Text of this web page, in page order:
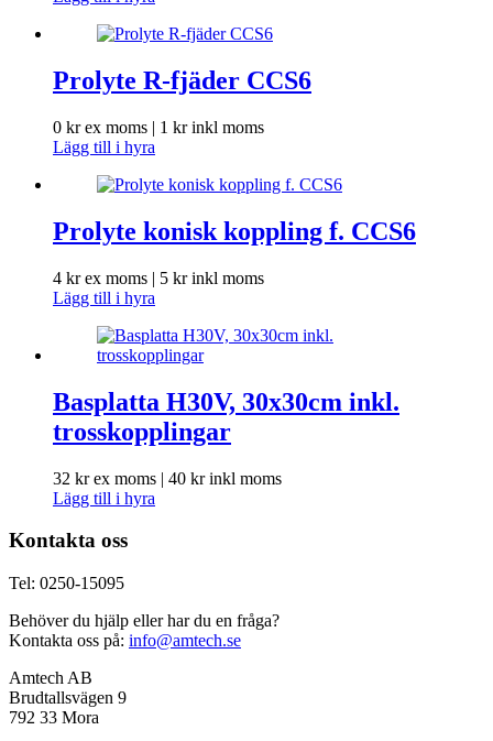
Prolyte R-fjäder CCS6
0 krex moms | 1 krinkl moms
Lägg till i hyra
Prolyte konisk koppling f. CCS6
4 krex moms | 5 krinkl moms
Lägg till i hyra
Basplatta H30V, 30x30cm inkl.
trosskopplingar
32 krex moms | 40 krinkl moms
Lägg till i hyra
Kontakta oss
Tel: 0250-15095
Behöver du hjälp eller har du en fråga?
Kontakta oss på: info@amtech.se
Amtech AB
Brudtallsvägen 9
792 33 Mora